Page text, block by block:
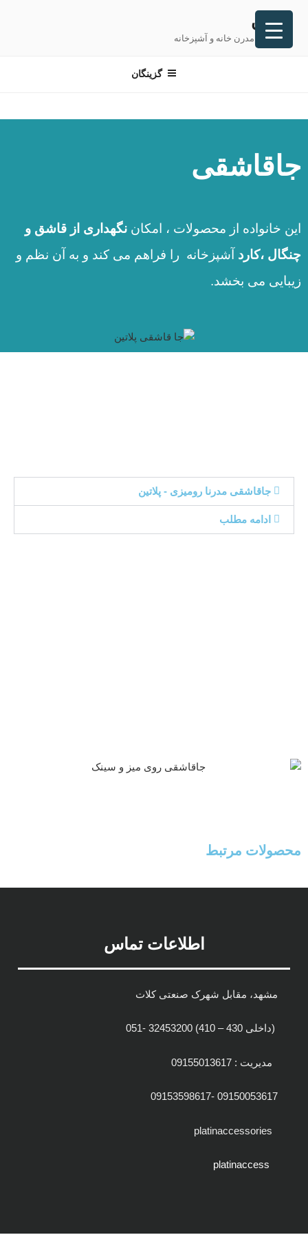
پلاتین
تجهیزات مدرن خانه و آشپزخانه
گزینگان
جاقاشقی
این خانواده از محصولات ، امکان نگهداری از قاشق و
چنگال ،کارد آشپزخانه را فراهم می کند و به آن نظم و
زیبایی می بخشد.
جاقاشقی مدرنا رومیزی - پلاتین
ادامه مطلب
محصولات مرتبط
اطلاعات تماس
مشهد، مقابل شهرک صنعتی کلات
(داخلی 430 – 410) 32453200 -051
مدیریت : 09155013617
platinaccess